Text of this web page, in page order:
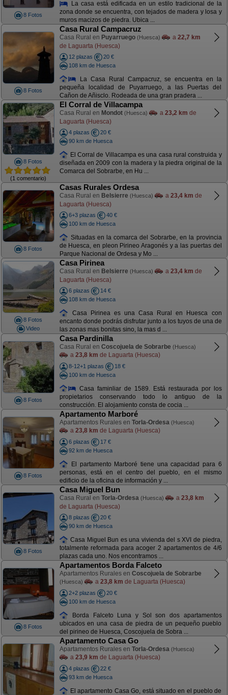
8 Fotos
La casa está edificada en un estilo tradicional de la
zona donde se encuentra, con tejados de madera y losa y
muros macizos de piedra. Ubica ...
8 Fotos
Casa Rural Campacruz
Casa Rural en Puyarruego (Huesca) a 22,7 km
de Laguarta (Huesca)
12 plazas
20 €
108 km de Huesca
La Casa Rural Campacruz, se encuentra en la
pequeña localidad de Puyarruego, a las Puertas del
Cañon de Añisclo. Rodeada de una gran pradera ...
8 Fotos
(1 comentario)
El Corral de Villacampa
Casa Rural en Mondot (Huesca) a 23,2 km de
Laguarta (Huesca)
4 plazas
20 €
90 km de Huesca
El Corral de Villacampa es una casa rural construida y
diseñada en 2009 con la madera y la piedra original de la
Comarca del Sobrarbe, en Hu ...
8 Fotos
Casas Rurales Ordesa
Casa Rural en Belsierre (Huesca) a 23,4 km de
Laguarta (Huesca)
6+3 plazas
40 €
100 km de Huesca
Situadas en la comarca del Sobrarbe, en la provincia
de Huesca, en pleon Pirineo Aragonés y a las puertas del
Parque Nacional de Ordesa y Mo ...
8 Fotos
Video
Casa Pirinea
Casa Rural en Belsierre (Huesca) a 23,4 km de
Laguarta (Huesca)
6 plazas
14 €
108 km de Huesca
Casa Pirinea es una Casa Rural en Huesca con
encanto donde podrás disfrutar junto a los tuyos de una de
las zonas mas bonitas sino, la mas d ...
8 Fotos
Casa Pardinilla
Casa Rural en Coscojuela de Sobrarbe (Huesca)
a 23,8 km de Laguarta (Huesca)
8-12+1 plazas
18 €
100 km de Huesca
Casa faminliar de 1589. Está restaurada por los
propietarios conservando todo lo antiguo de la
construcción. El alojamiento consta de cocia ...
8 Fotos
Apartamento Marboré
Apartamentos Rurales en Torla-Ordesa (Huesca)
a 23,8 km de Laguarta (Huesca)
6 plazas
17 €
92 km de Huesca
El partamento Marboré tiene una capacidad para 6
personas, está en el centro del pueblo, en el mismo
edificio de la oficina de información y ...
8 Fotos
Casa Miguel Bun
Casa Rural en Torla-Ordesa (Huesca) a 23,8 km
de Laguarta (Huesca)
8 plazas
20 €
90 km de Huesca
Casa Miguel Bun es una vivienda del s XVI de piedra,
totalmente reformada para acoger 2 apartamentos de 4/6
plazas cada uno. Nos encontramos ...
8 Fotos
Apartamentos Borda Falceto
Apartamentos Rurales en Coscojuela de Sobrarbe
(Huesca) a 23,8 km de Laguarta (Huesca)
2+2 plazas
20 €
100 km de Huesca
Borda Falceto Luna y Sol son dos apartamentos
ubicados en una casa de piedra de un pequeño pueblo
del pirineo de Huesca, Coscojuela de Sobra ...
Apartamento Casa Go
Apartamentos Rurales en Torla-Ordesa (Huesca)
a 23,9 km de Laguarta (Huesca)
4 plazas
22 €
93 km de Huesca
El apartamento Casa Go, está situado en el pueblo de